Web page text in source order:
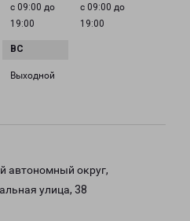
с 09:00 до
19:00
с 09:00 до
19:00
Выходной
автономный округ,
улица, 38